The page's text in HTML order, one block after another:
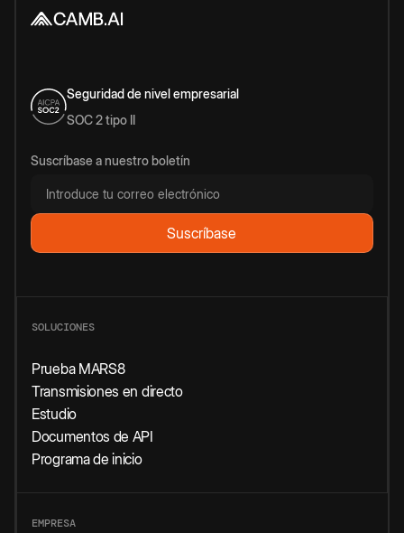
Seguridad de nivel empresarial
SOC 2 tipo II
Suscríbase a nuestro boletín
SOLUCIONES
Prueba MARS8
Transmisiones en directo
Estudio
Documentos de API
Programa de inicio
EMPRESA